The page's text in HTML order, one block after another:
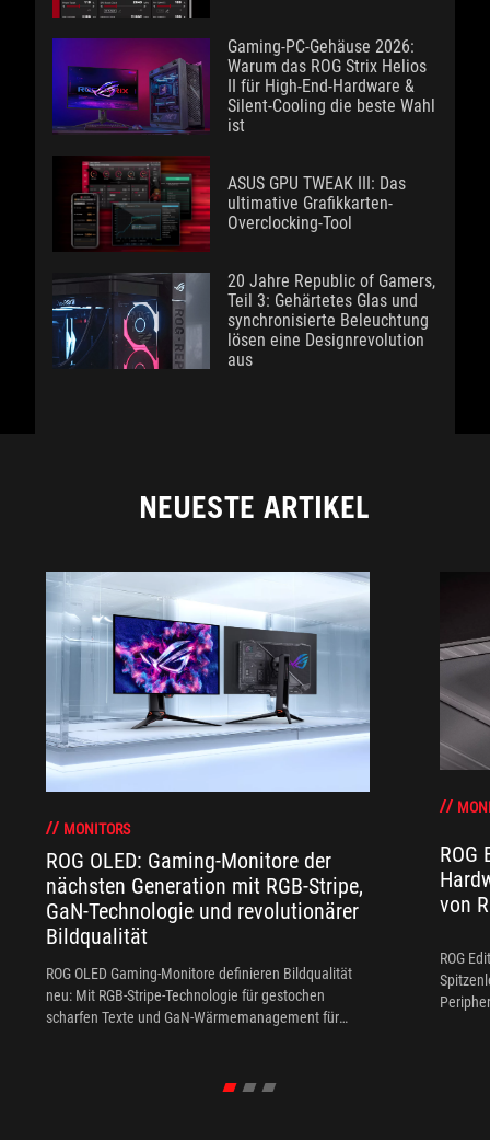
Gaming-PC-Gehäuse 2026:
Warum das ROG Strix Helios
II für High-End-Hardware &
Silent-Cooling die beste Wahl
ist
ASUS GPU TWEAK III: Das
ultimative Grafikkarten-
Overclocking-Tool
20 Jahre Republic of Gamers,
Teil 3: Gehärtetes Glas und
synchronisierte Beleuchtung
lösen eine Designrevolution
aus
NEUESTE ARTIKEL
MONITORS
ROG OLED: Gaming-Monitore der
nächsten Generation mit RGB-Stripe,
GaN-Technologie und revolutionärer
Bildqualität
ROG OLED Gaming-Monitore definieren Bildqualität
neu: Mit RGB-Stripe-Technologie für gestochen
scharfen Texte und GaN-Wärmemanagement für
ROG
von
ROG